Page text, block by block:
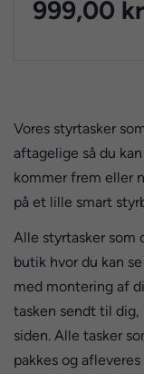
999,00
Vores styrtasker
aftagelige så du
kommer frem eller
på et lille smart
Alle styrtasker som
butik hvor du kan
med montering af
tasken sendt til dig,
siden. Alle tasker
pakkes og